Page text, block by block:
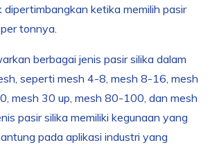
ketika memilih pasir
tonnya.
berbagai jenis pasir silika dalam
seperti mesh 4-8, mesh 8-16, mesh
mesh 30 up, mesh 80-100, dan mesh
pasir silika memiliki kegunaan yang
pada aplikasi industri yang